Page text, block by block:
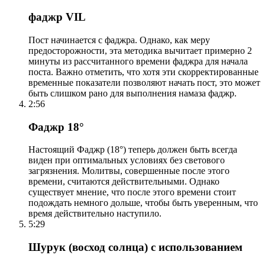
фаджр VIL
Пост начинается с фаджра. Однако, как меру
предосторожности, эта методика вычитает примерно 2
минуты из рассчитанного времени фаджра для начала
поста. Важно отметить, что хотя эти скорректированные
временные показатели позволяют начать пост, это может
быть слишком рано для выполнения намаза фаджр.
2:56
Фаджр 18°
Настоящий Фаджр (18°) теперь должен быть всегда
виден при оптимальных условиях без светового
загрязнения. Молитвы, совершенные после этого
времени, считаются действительными. Однако
существует мнение, что после этого времени стоит
подождать немного дольше, чтобы быть уверенным, что
время действительно наступило.
5:29
Шурук (восход солнца) с использованием